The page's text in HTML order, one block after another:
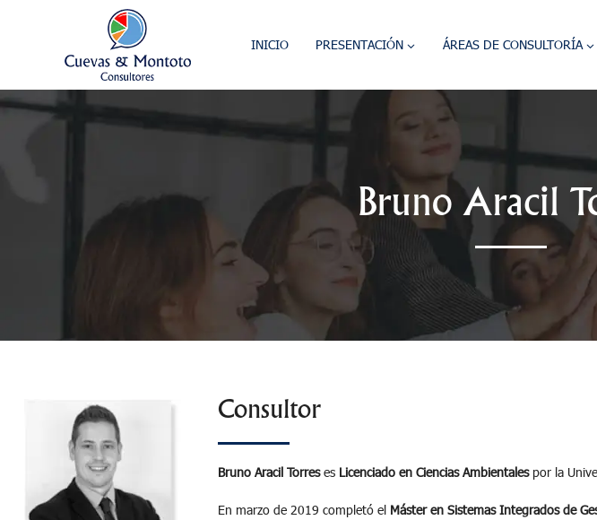
INICIO PRESENTACIÓN ÁREAS DE CONSULTORÍA
Bruno Aracil
Consultor
Bruno Aracil Torreses Licenciado en Ciencias Ambientales por la
En marzo de 2019 completó el Máster en Sistemas Integrados de